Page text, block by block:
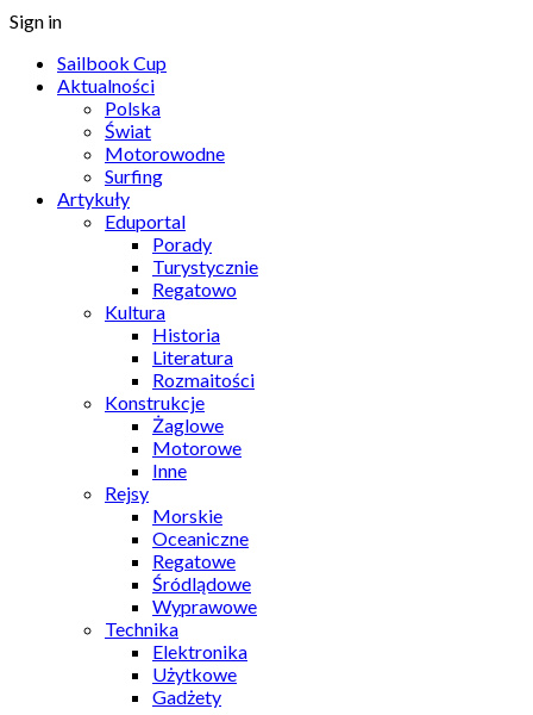
Sign in
Sailbook Cup
Aktualności
Polska
Świat
Motorowodne
Surfing
Artykuły
Eduportal
Porady
Turystycznie
Regatowo
Kultura
Historia
Literatura
Rozmaitości
Konstrukcje
Żaglowe
Motorowe
Inne
Rejsy
Morskie
Oceaniczne
Regatowe
Śródlądowe
Wyprawowe
Technika
Elektronika
Użytkowe
Gadżety